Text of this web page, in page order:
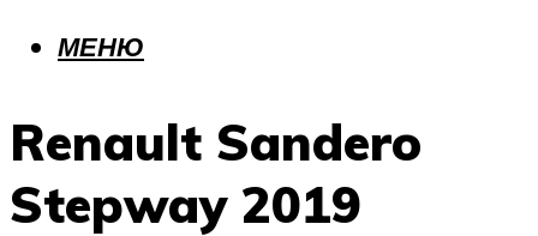
МЕНЮ
Renault Sandero
Stepway 2019